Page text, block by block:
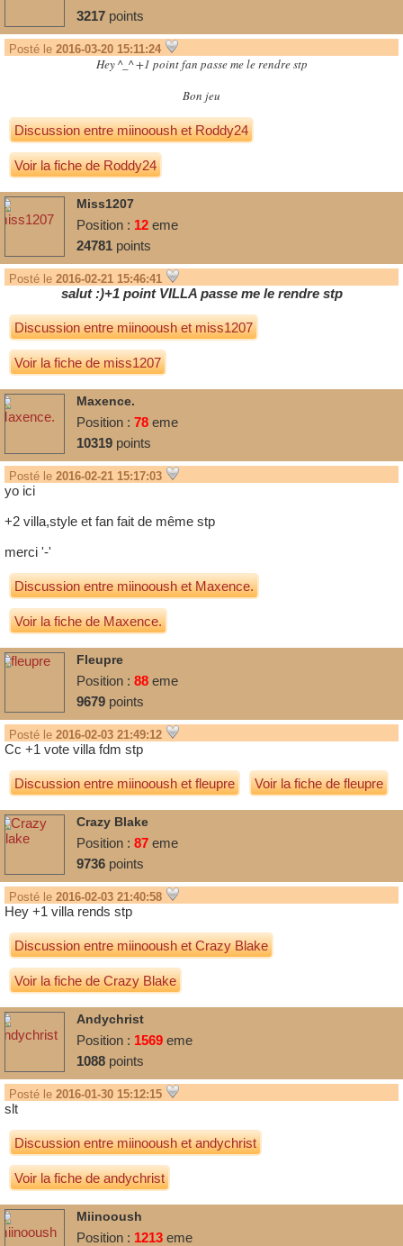
3217 points
Posté le 2016-03-20 15:11:24
Hey ^_^ +1 point fan passe me le rendre stp
Bon jeu
Discussion entremiinooushetRoddy24
Voir la fiche de Roddy24
Miss1207
Position : 12 eme
24781 points
Posté le 2016-02-21 15:46:41
salut :)+1 point VILLA passe me le rendre stp
Discussion entremiinooushetmiss1207
Voir la fiche de miss1207
Maxence.
Position : 78 eme
10319 points
Posté le 2016-02-21 15:17:03
yo ici
+2 villa,style et fan fait de même stp
merci '-'
Discussion entremiinooushetMaxence.
Voir la fiche de Maxence.
Fleupre
Position : 88 eme
9679 points
Posté le 2016-02-03 21:49:12
Cc +1 vote villa fdm stp
Discussion entremiinooushetfleupre Voir la fiche de fleupre
Crazy Blake
Position : 87 eme
9736 points
Posté le 2016-02-03 21:40:58
Hey +1 villa rends stp
Discussion entremiinooushetCrazy Blake
Voir la fiche de Crazy Blake
Andychrist
Position : 1569 eme
1088 points
Posté le 2016-01-30 15:12:15
slt
Discussion entremiinooushetandychrist
Voir la fiche de andychrist
Miinooush
Position : 1213 eme